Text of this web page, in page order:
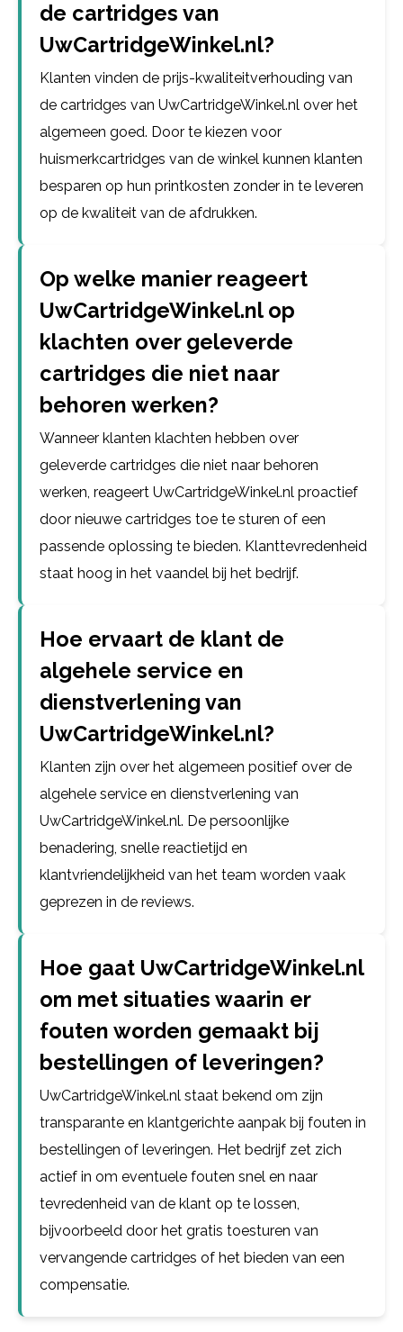
de cartridges van
UwCartridgeWinkel.nl?
Klanten vinden de prijs-kwaliteitverhouding van
de cartridges van UwCartridgeWinkel.nl over het
algemeen goed. Door te kiezen voor
huismerkcartridges van de winkel kunnen klanten
besparen op hun printkosten zonder in te leveren
op de kwaliteit van de afdrukken.
Op welke manier reageert
UwCartridgeWinkel.nl op
klachten over geleverde
cartridges die niet naar
behoren werken?
Wanneer klanten klachten hebben over
geleverde cartridges die niet naar behoren
werken, reageert UwCartridgeWinkel.nl proactief
door nieuwe cartridges toe te sturen of een
passende oplossing te bieden. Klanttevredenheid
staat hoog in het vaandel bij het bedrijf.
Hoe ervaart de klant de
algehele service en
dienstverlening van
UwCartridgeWinkel.nl?
Klanten zijn over het algemeen positief over de
algehele service en dienstverlening van
UwCartridgeWinkel.nl. De persoonlijke
benadering, snelle reactietijd en
klantvriendelijkheid van het team worden vaak
geprezen in de reviews.
Hoe gaat UwCartridgeWinkel.nl
om met situaties waarin er
fouten worden gemaakt bij
bestellingen of leveringen?
UwCartridgeWinkel.nl staat bekend om zijn
transparante en klantgerichte aanpak bij fouten in
bestellingen of leveringen. Het bedrijf zet zich
actief in om eventuele fouten snel en naar
tevredenheid van de klant op te lossen,
bijvoorbeeld door het gratis toesturen van
vervangende cartridges of het bieden van een
compensatie.